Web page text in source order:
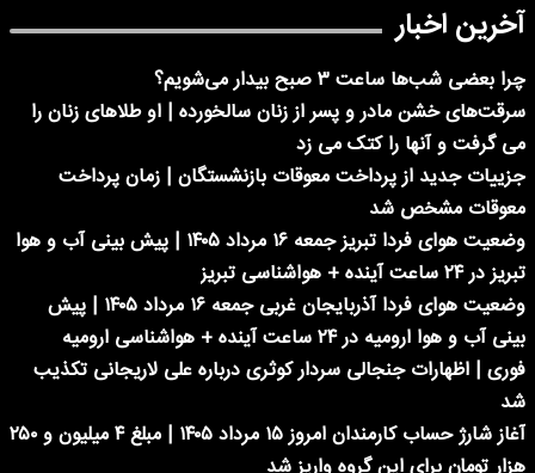
آخرین اخبار
چرا بعضی شب‌ها ساعت ۳ صبح بیدار می‌شویم؟
سرقت‌های خشن مادر و پسر از زنان سالخورده | او طلاهای زنان را
می گرفت و آنها را کتک می زد
جزییات جدید از پرداخت معوقات بازنشستگان | زمان پرداخت
معوقات مشخص شد
وضعیت هوای فردا تبریز جمعه ۱۶ مرداد ۱۴۰۵ | پیش بینی آب و هوا
تبریز در ۲۴ ساعت آینده + هواشناسی تبریز
وضعیت هوای فردا آذربایجان غربی جمعه ۱۶ مرداد ۱۴۰۵ | پیش
بینی آب و هوا ارومیه در ۲۴ ساعت آینده + هواشناسی ارومیه
فوری | اظهارات جنجالی سردار کوثری درباره علی لاریجانی تکذیب
شد
آغاز شارژ حساب کارمندان امروز ۱۵ مرداد ۱۴۰۵ | مبلغ ۴ میلیون و ۲۵۰